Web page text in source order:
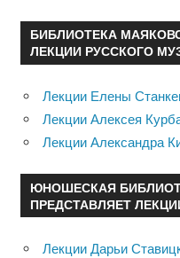
БИБЛИОТЕКА
ЛЕКЦИИ РУССКОГО
Лекции Елены
Лекции Алексея
Лекции Александра
ЮНОШЕСКАЯ
ПРЕДСТАВЛЯЕТ
Лекции Дарьи